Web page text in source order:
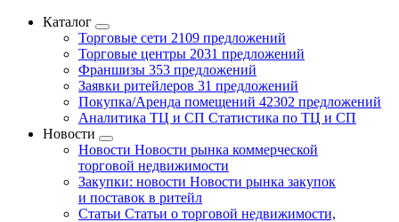
Каталог
Торговые сети 2109 предложений
Торговые центры 2031 предложений
Франшизы 353 предложений
Заявки ритейлеров 31 предложений
Покупка/Аренда помещений 42302 предложений
Аналитика ТЦ и СП Статистика по ТЦ и СП
Новости
Новости Новости рынка коммерческой
торговой недвижимости
Закупки: новости Новости рынка закупок
и поставок в ритейл
Статьи Статьи о торговой недвижимости,